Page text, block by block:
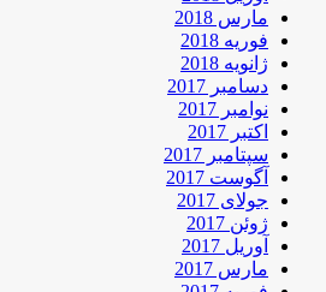
مارس 2018
فوریه 2018
ژانویه 2018
دسامبر 2017
نوامبر 2017
اکتبر 2017
سپتامبر 2017
آگوست 2017
جولای 2017
ژوئن 2017
آوریل 2017
مارس 2017